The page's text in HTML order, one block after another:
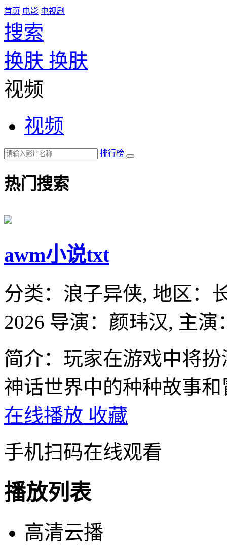
首页 电影 电视剧
搜索
换肤 换肤
视频
视频
排行榜
热门搜索
awm小说txt
分类： 浪子异侠, 地区：
2026 导演： 颜玮汉, 主演
简介：玩家在游戏中将
神话世界中的种种故事
在线播放 收藏
手机扫码在线观看
播放列表
高清云播